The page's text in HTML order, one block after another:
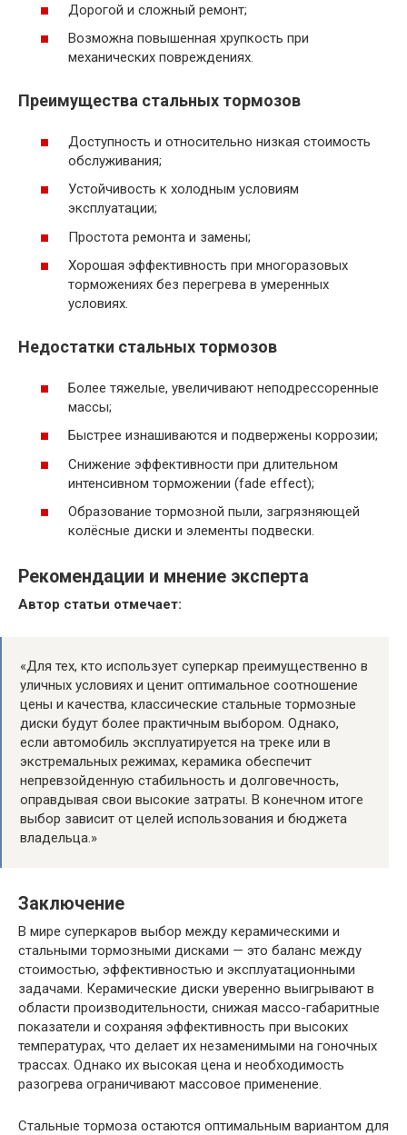
Дорогой и сложный ремонт;
Возможна повышенная хрупкость при
механических повреждениях.
Преимущества стальных тормозов
Доступность и относительно низкая стоимость
обслуживания;
Устойчивость к холодным условиям
эксплуатации;
Простота ремонта и замены;
Хорошая эффективность при многоразовых
торможениях без перегрева в умеренных
условиях.
Недостатки стальных тормозов
Более тяжелые, увеличивают неподрессоренные
массы;
Быстрее изнашиваются и подвержены коррозии;
Снижение эффективности при длительном
интенсивном торможении (fade effect);
Образование тормозной пыли, загрязняющей
колёсные диски и элементы подвески.
Рекомендации и мнение эксперта
Автор статьи отмечает:
«Для тех, кто использует суперкар преимущественно в
уличных условиях и ценит оптимальное соотношение
цены и качества, классические стальные тормозные
диски будут более практичным выбором. Однако,
если автомобиль эксплуатируется на треке или в
экстремальных режимах, керамика обеспечит
непревзойденную стабильность и долговечность,
оправдывая свои высокие затраты. В конечном итоге
выбор зависит от целей использования и бюджета
владельца.»
Заключение
В мире суперкаров выбор между керамическими и
стальными тормозными дисками — это баланс между
стоимостью, эффективностью и эксплуатационными
задачами. Керамические диски уверенно выигрывают в
области производительности, снижая массо-габаритные
показатели и сохраняя эффективность при высоких
температурах, что делает их незаменимыми на гоночных
трассах. Однако их высокая цена и необходимость
разогрева ограничивают массовое применение.
Стальные тормоза остаются оптимальным вариантом для